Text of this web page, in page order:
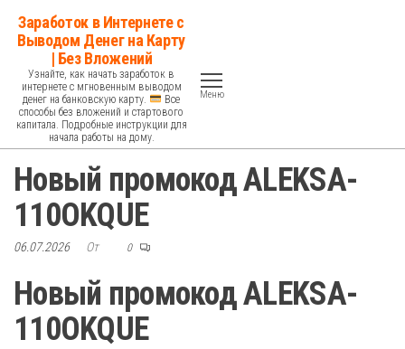
Перейти
содержимому
Заработок в Интернете с
Выводом Денег на Карту
| Без Вложений
Узнайте, как начать заработок в
интернете с мгновенным выводом
денег на банковскую карту.
Все
способы без вложений и стартового
капитала. Подробные инструкции для
начала работы на дому.
Меню
Новый промокод ALEKSA-
110OKQUE
06.07.2026 От 0
Новый промокод ALEKSA-
110OKQUE